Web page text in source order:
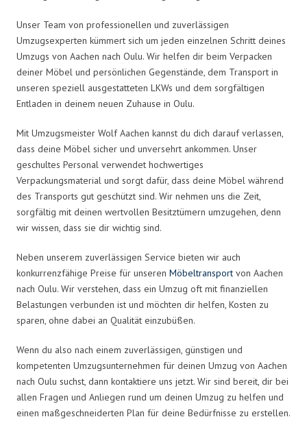
Unser Team von professionellen und zuverlässigen
Umzugsexperten kümmert sich um jeden einzelnen Schritt deines
Umzugs von Aachen nach Oulu. Wir helfen dir beim Verpacken
deiner Möbel und persönlichen Gegenstände, dem Transport in
unseren speziell ausgestatteten LKWs und dem sorgfältigen
Entladen in deinem neuen Zuhause in Oulu.
Mit Umzugsmeister Wolf Aachen kannst du dich darauf verlassen,
dass deine Möbel sicher und unversehrt ankommen. Unser
geschultes Personal verwendet hochwertiges
Verpackungsmaterial und sorgt dafür, dass deine Möbel während
des Transports gut geschützt sind. Wir nehmen uns die Zeit,
sorgfältig mit deinen wertvollen Besitztümern umzugehen, denn
wir wissen, dass sie dir wichtig sind.
Neben unserem zuverlässigen Service bieten wir auch
konkurrenzfähige Preise für unseren Möbeltransport von Aachen
nach Oulu. Wir verstehen, dass ein Umzug oft mit finanziellen
Belastungen verbunden ist und möchten dir helfen, Kosten zu
sparen, ohne dabei an Qualität einzubüßen.
Wenn du also nach einem zuverlässigen, günstigen und
kompetenten Umzugsunternehmen für deinen Umzug von Aachen
nach Oulu suchst, dann kontaktiere uns jetzt. Wir sind bereit, dir bei
allen Fragen und Anliegen rund um deinen Umzug zu helfen und
einen maßgeschneiderten Plan für deine Bedürfnisse zu erstellen.